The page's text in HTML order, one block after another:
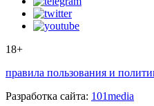
18+
правила пользования и
Разработка сайта: 101media